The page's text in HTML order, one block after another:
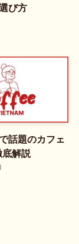
び方
話題のカフェ
解説